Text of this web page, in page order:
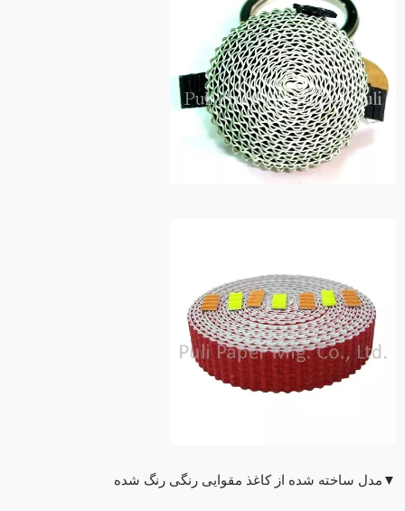
▼مدل ساخته شده از کاغذ مقوایی رنگی رنگ شده